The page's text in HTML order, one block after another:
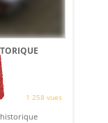
1 258 vues
historique